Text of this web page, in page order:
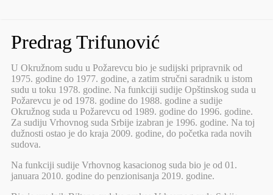
Predrag Trifunović
U Okružnom sudu u Požarevcu bio je sudijski pripravnik od
1975. godine do 1977. godine, a zatim stručni saradnik u istom
sudu u toku 1978. godine. Na funkciji sudije Opštinskog suda u
Požarevcu je od 1978. godine do 1988. godine a sudije
Okružnog suda u Požarevcu od 1989. godine do 1996. godine.
Za sudiju Vrhovnog suda Srbije izabran je 1996. godine. Na toj
dužnosti ostao je do kraja 2009. godine, do početka rada novih
sudova.
Na funkciji sudije Vrhovnog kasacionog suda bio je od 01.
januara 2010. godine do penzionisanja 2019. godine.